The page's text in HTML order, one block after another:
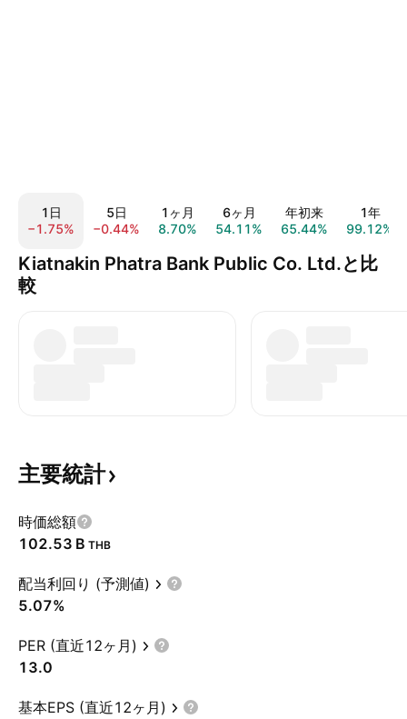
1日
−1.75%
5日
−0.44%
1ヶ月
8.70%
6ヶ月
54.11%
年初来
65.44%
1年
99.12%
Kiatnakin Phatra Bank Public Co. Ltd.と比
較
主要統計
時価総額
‪102.53 B‬ THB
配当利回り (予測値)
5.07%
PER (直近12ヶ月)
13.0
基本EPS (直近12ヶ月)